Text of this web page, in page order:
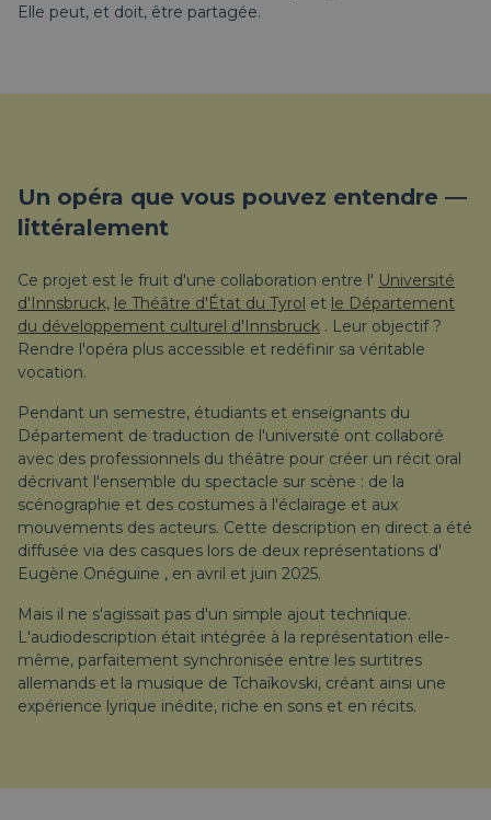
Elle peut, et doit, être partagée.
Un opéra que vous pouvez entendre —
littéralement
Ce projet est le fruit d'une collaboration entre l' Université
d'Innsbruck, le Théâtre d'État du Tyrol et le Département
du développement culturel d'Innsbruck . Leur objectif ?
Rendre l'opéra plus accessible et redéfinir sa véritable
vocation.
Pendant un semestre, étudiants et enseignants du
Département de traduction de l'université ont collaboré
avec des professionnels du théâtre pour créer un récit oral
décrivant l'ensemble du spectacle sur scène : de la
scénographie et des costumes à l'éclairage et aux
mouvements des acteurs. Cette description en direct a été
diffusée via des casques lors de deux représentations d'
Eugène Onéguine , en avril et juin 2025.
Mais il ne s'agissait pas d'un simple ajout technique.
L'audiodescription était intégrée à la représentation elle-
même, parfaitement synchronisée entre les surtitres
allemands et la musique de Tchaïkovski, créant ainsi une
expérience lyrique inédite, riche en sons et en récits.